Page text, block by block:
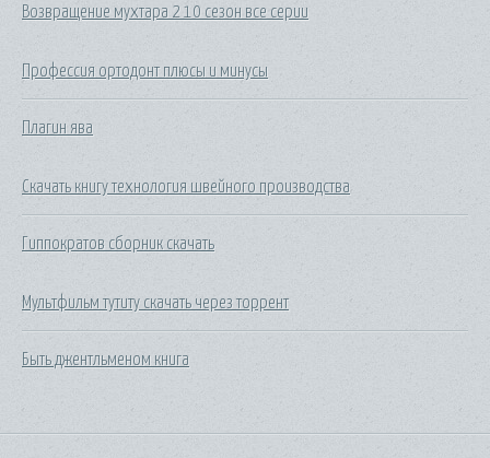
Возвращение мухтара 2 10 сезон все серии
Профессия ортодонт плюсы и минусы
Плагин ява
Скачать книгу технология швейного производства
Гиппократов сборник скачать
Мультфильм тутиту скачать через торрент
Быть джентльменом книга